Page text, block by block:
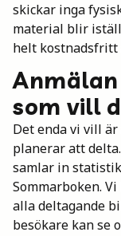
Mina
Utskrifter
skickar inga
material blir
helt kostnadsfritt
som vill
Det enda vi vill
planerar att
samlar in
Sommarboken.
alla deltagande
besökare kan se